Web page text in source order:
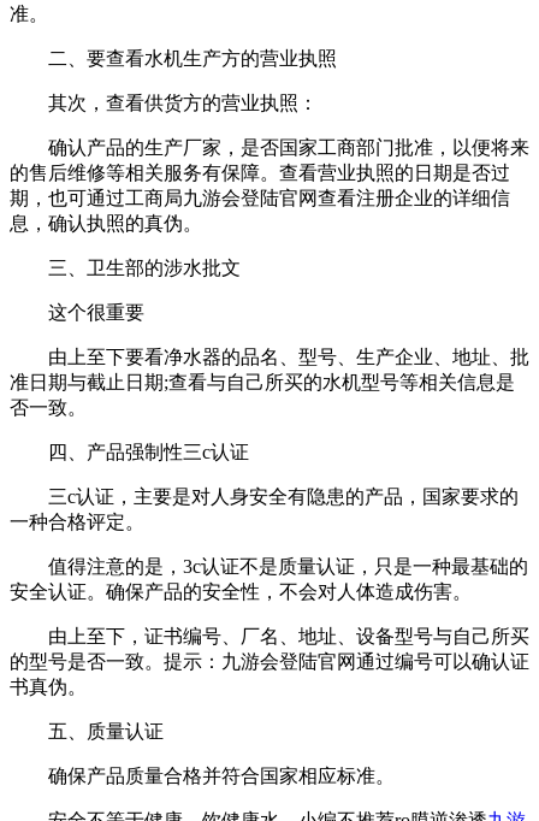
准。
二、要查看水机生产方的营业执照
其次，查看供货方的营业执照：
确认产品的生产厂家，是否国家工商部门批准，以便将来
的售后维修等相关服务有保障。查看营业执照的日期是否过
期，也可通过工商局九游会登陆官网查看注册企业的详细信
息，确认执照的真伪。
三、卫生部的涉水批文
这个很重要
由上至下要看净水器的品名、型号、生产企业、地址、批
准日期与截止日期;查看与自己所买的水机型号等相关信息是
否一致。
四、产品强制性三c认证
三c认证，主要是对人身安全有隐患的产品，国家要求的
一种合格评定。
值得注意的是，3c认证不是质量认证，只是一种最基础的
安全认证。确保产品的安全性，不会对人体造成伤害。
由上至下，证书编号、厂名、地址、设备型号与自己所买
的型号是否一致。提示：九游会登陆官网通过编号可以确认证
书真伪。
五、质量认证
确保产品质量合格并符合国家相应标准。